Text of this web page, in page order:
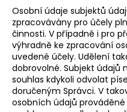
Osobní údaje subjektů
zpracovávány pro účely
činnosti. V případně i pro
výhradně ke zpracování
uvedené účely. Udělení
dobrovolné. Subjekt údajů
souhlas kdykoli odvolat
doručeným Správci. V
osobních údajů